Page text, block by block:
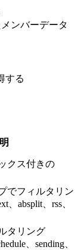
ンバーデータ
する
クス付きの
でフィルタリン
、absplit、rss、
タリング
、sending、